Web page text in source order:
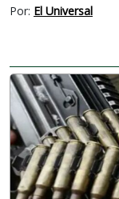
Por: El Universal